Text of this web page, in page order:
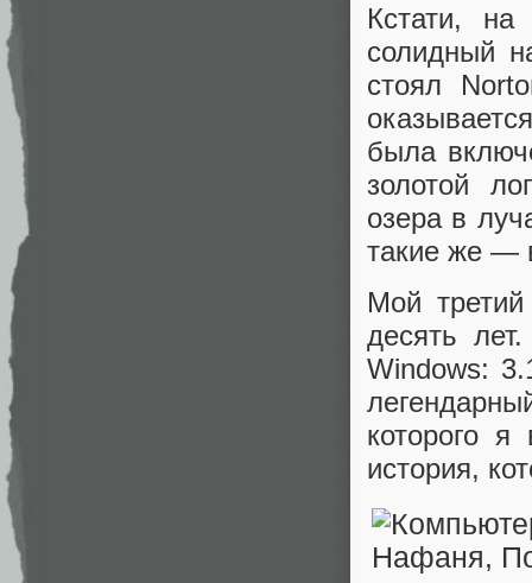
Кстати,
солидный
стоял
была
золотой
озера в
такие же —
Мой
десять
Windows:
которого
история,